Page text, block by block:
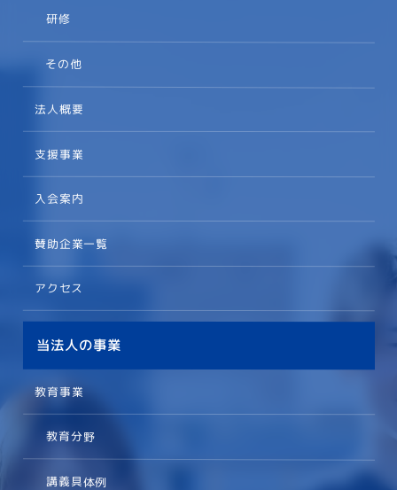
研修
その他
法人概要
支援事業
入会案内
賛助企業一覧
アクセス
当法人の事業
教育事業
教育分野
講義具体例